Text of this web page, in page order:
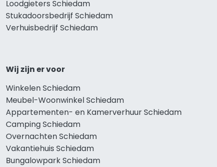
Loodgieters Schiedam
Stukadoorsbedrijf Schiedam
Verhuisbedrijf Schiedam
Wij zijn er voor
Winkelen Schiedam
Meubel-Woonwinkel Schiedam
Appartementen- en Kamerverhuur Schiedam
Camping Schiedam
Overnachten Schiedam
Vakantiehuis Schiedam
Bungalowpark Schiedam